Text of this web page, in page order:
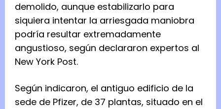
demolido, aunque estabilizarlo para
siquiera intentar la arriesgada maniobra
podría resultar extremadamente
angustioso, según declararon expertos al
New York Post.
Según indicaron, el antiguo edificio de la
sede de Pfizer, de 37 plantas, situado en el